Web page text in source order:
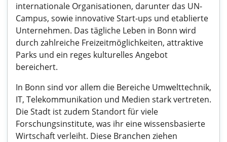
internationale Organisationen, darunter das UN-
Campus, sowie innovative Start-ups und etablierte
Unternehmen. Das tägliche Leben in Bonn wird
durch zahlreiche Freizeitmöglichkeiten, attraktive
Parks und ein reges kulturelles Angebot
bereichert.
In Bonn sind vor allem die Bereiche Umwelttechnik,
IT, Telekommunikation und Medien stark vertreten.
Die Stadt ist zudem Standort für viele
Forschungsinstitute, was ihr eine wissensbasierte
Wirtschaft verleiht. Diese Branchen ziehen